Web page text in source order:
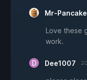
Mr-
Love these
work.
Dee1007